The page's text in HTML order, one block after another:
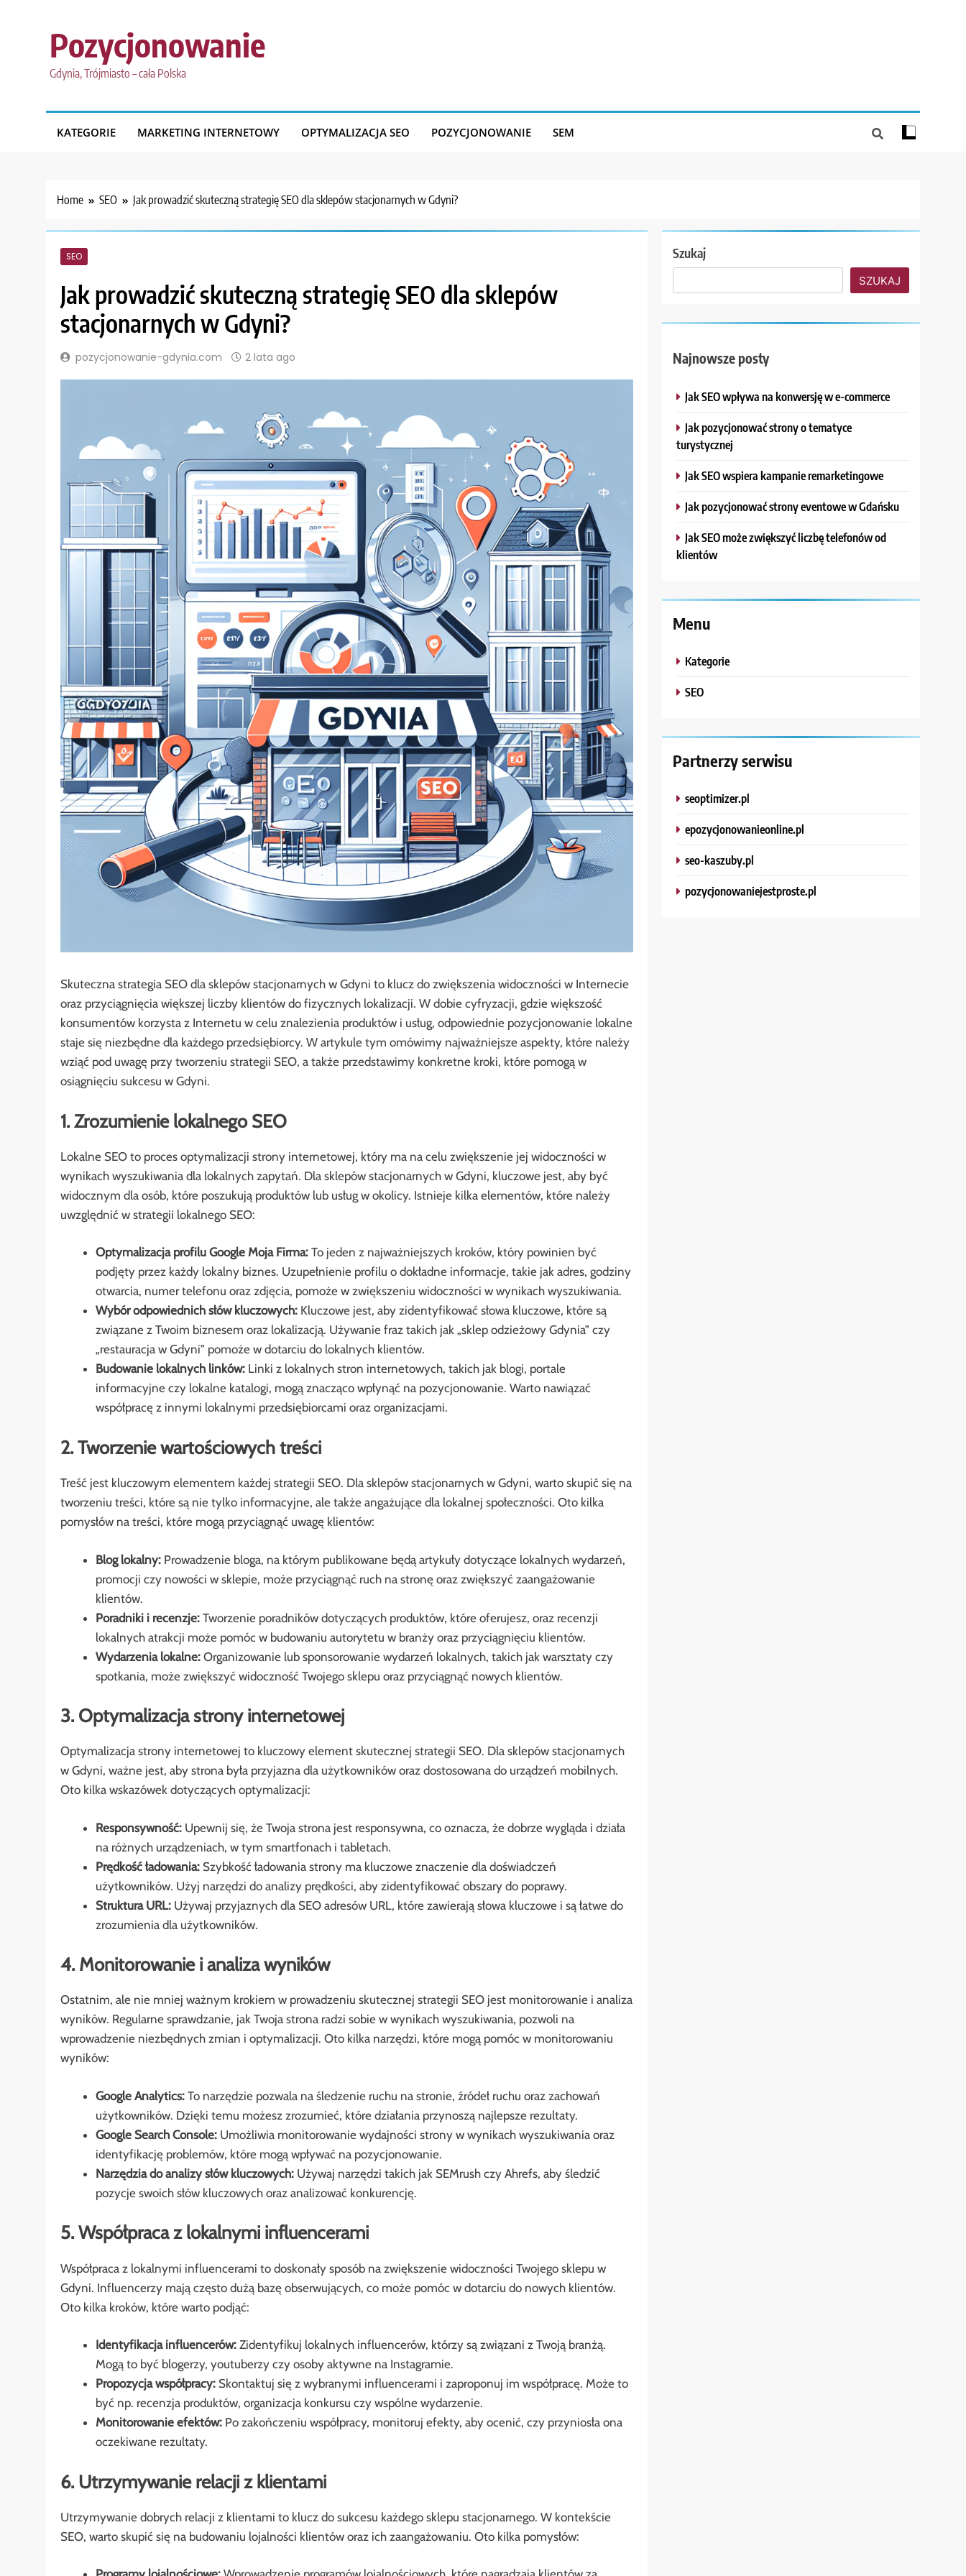
Pozycjonowanie
Gdynia, Trójmiasto – cała Polska
KATEGORIE MARKETING INTERNETOWY OPTYMALIZACJA SEO POZYCJONOWANIE SEM
Home SEO Jak prowadzić skuteczną strategię SEO dla sklepów stacjonarnych w Gdyni?
SEO
Jak prowadzić skuteczną strategię SEO dla sklepów
stacjonarnych w Gdyni?
pozycjonowanie-gdynia.com 2 lata ago
Skuteczna strategia SEO dla sklepów stacjonarnych w Gdyni to klucz do zwiększenia widoczności w Internecie
oraz przyciągnięcia większej liczby klientów do fizycznych lokalizacji. W dobie cyfryzacji, gdzie większość
konsumentów korzysta z Internetu w celu znalezienia produktów i usług, odpowiednie pozycjonowanie lokalne
staje się niezbędne dla każdego przedsiębiorcy. W artykule tym omówimy najważniejsze aspekty, które należy
wziąć pod uwagę przy tworzeniu strategii SEO, a także przedstawimy konkretne kroki, które pomogą w
osiągnięciu sukcesu w Gdyni.
1. Zrozumienie lokalnego SEO
Lokalne SEO to proces optymalizacji strony internetowej, który ma na celu zwiększenie jej widoczności w
wynikach wyszukiwania dla lokalnych zapytań. Dla sklepów stacjonarnych w Gdyni, kluczowe jest, aby być
widocznym dla osób, które poszukują produktów lub usług w okolicy. Istnieje kilka elementów, które należy
uwzględnić w strategii lokalnego SEO:
Optymalizacja profilu Google Moja Firma:To jeden z najważniejszych kroków, który powinien być
podjęty przez każdy lokalny biznes. Uzupełnienie profilu o dokładne informacje, takie jak adres, godziny
otwarcia, numer telefonu oraz zdjęcia, pomoże w zwiększeniu widoczności w wynikach wyszukiwania.
Wybór odpowiednich słów kluczowych:Kluczowe jest, aby zidentyfikować słowa kluczowe, które są
związane z Twoim biznesem oraz lokalizacją. Używanie fraz takich jak „sklep odzieżowy Gdynia” czy
„restauracja w Gdyni” pomoże w dotarciu do lokalnych klientów.
Budowanie lokalnych linków:Linki z lokalnych stron internetowych, takich jak blogi, portale
informacyjne czy lokalne katalogi, mogą znacząco wpłynąć na pozycjonowanie. Warto nawiązać
współpracę z innymi lokalnymi przedsiębiorcami oraz organizacjami.
2. Tworzenie wartościowych treści
Treść jest kluczowym elementem każdej strategii SEO. Dla sklepów stacjonarnych w Gdyni, warto skupić się na
tworzeniu treści, które są nie tylko informacyjne, ale także angażujące dla lokalnej społeczności. Oto kilka
pomysłów na treści, które mogą przyciągnąć uwagę klientów:
Blog lokalny:Prowadzenie bloga, na którym publikowane będą artykuły dotyczące lokalnych wydarzeń,
promocji czy nowości w sklepie, może przyciągnąć ruch na stronę oraz zwiększyć zaangażowanie
klientów.
Poradniki i recenzje:Tworzenie poradników dotyczących produktów, które oferujesz, oraz recenzji
lokalnych atrakcji może pomóc w budowaniu autorytetu w branży oraz przyciągnięciu klientów.
Wydarzenia lokalne:Organizowanie lub sponsorowanie wydarzeń lokalnych, takich jak warsztaty czy
spotkania, może zwiększyć widoczność Twojego sklepu oraz przyciągnąć nowych klientów.
3. Optymalizacja strony internetowej
Optymalizacja strony internetowej to kluczowy element skutecznej strategii SEO. Dla sklepów stacjonarnych
w Gdyni, ważne jest, aby strona była przyjazna dla użytkowników oraz dostosowana do urządzeń mobilnych.
Oto kilka wskazówek dotyczących optymalizacji:
Responsywność:Upewnij się, że Twoja strona jest responsywna, co oznacza, że dobrze wygląda i działa
na różnych urządzeniach, w tym smartfonach i tabletach.
Prędkość ładowania:Szybkość ładowania strony ma kluczowe znaczenie dla doświadczeń
użytkowników. Użyj narzędzi do analizy prędkości, aby zidentyfikować obszary do poprawy.
Struktura URL:Używaj przyjaznych dla SEO adresów URL, które zawierają słowa kluczowe i są łatwe do
zrozumienia dla użytkowników.
4. Monitorowanie i analiza wyników
Ostatnim, ale nie mniej ważnym krokiem w prowadzeniu skutecznej strategii SEO jest monitorowanie i analiza
wyników. Regularne sprawdzanie, jak Twoja strona radzi sobie w wynikach wyszukiwania, pozwoli na
wprowadzenie niezbędnych zmian i optymalizacji. Oto kilka narzędzi, które mogą pomóc w monitorowaniu
wyników:
Google Analytics:To narzędzie pozwala na śledzenie ruchu na stronie, źródeł ruchu oraz zachowań
użytkowników. Dzięki temu możesz zrozumieć, które działania przynoszą najlepsze rezultaty.
Google Search Console:Umożliwia monitorowanie wydajności strony w wynikach wyszukiwania oraz
identyfikację problemów, które mogą wpływać na pozycjonowanie.
Narzędzia do analizy słów kluczowych:Używaj narzędzi takich jak SEMrush czy Ahrefs, aby śledzić
pozycje swoich słów kluczowych oraz analizować konkurencję.
5. Współpraca z lokalnymi influencerami
Współpraca z lokalnymi influencerami to doskonały sposób na zwiększenie widoczności Twojego sklepu w
Gdyni. Influencerzy mają często dużą bazę obserwujących, co może pomóc w dotarciu do nowych klientów.
Oto kilka kroków, które warto podjąć:
Identyfikacja influencerów:Zidentyfikuj lokalnych influencerów, którzy są związani z Twoją branżą.
Mogą to być blogerzy, youtuberzy czy osoby aktywne na Instagramie.
Propozycja współpracy:Skontaktuj się z wybranymi influencerami i zaproponuj im współpracę. Może to
być np. recenzja produktów, organizacja konkursu czy wspólne wydarzenie.
Monitorowanie efektów:Po zakończeniu współpracy, monitoruj efekty, aby ocenić, czy przyniosła ona
oczekiwane rezultaty.
6. Utrzymywanie relacji z klientami
Utrzymywanie dobrych relacji z klientami to klucz do sukcesu każdego sklepu stacjonarnego. W kontekście
SEO, warto skupić się na budowaniu lojalności klientów oraz ich zaangażowaniu. Oto kilka pomysłów:
Szukaj
SZUKAJ
Najnowsze posty
Jak SEO wpływa na konwersję w e-commerce
Jak pozycjonować strony o tematyce
turystycznej
Jak SEO wspiera kampanie remarketingowe
Jak pozycjonować strony eventowe w Gdańsku
Jak SEO może zwiększyć liczbę telefonów od
klientów
Menu
Kategorie
SEO
Partnerzy serwisu
seoptimizer.pl
epozycjonowanieonline.pl
seo-kaszuby.pl
pozycjonowaniejestproste.pl